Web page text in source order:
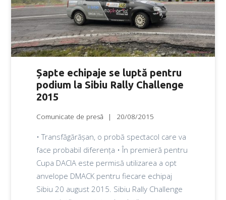
Șapte echipaje se luptă pentru
podium la Sibiu Rally Challenge
2015
Comunicate de presă 20/08/2015
• Transfăgărășan, o probă spectacol care va
face probabil diferența • În premieră pentru
Cupa DACIA este permisă utilizarea a opt
anvelope DMACK pentru fiecare echipaj
Sibiu 20 august 2015. Sibiu Rally Challenge